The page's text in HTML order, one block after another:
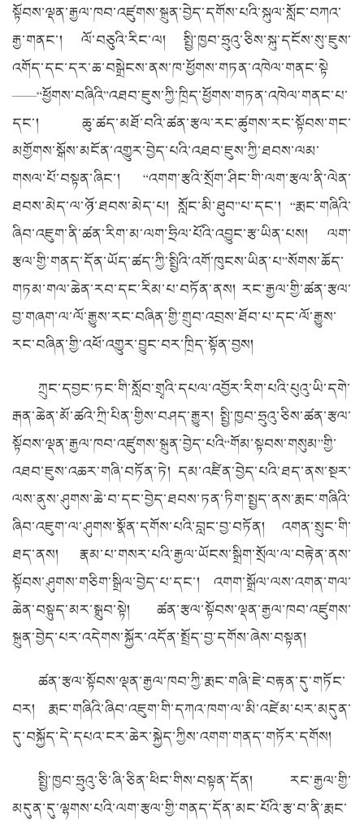
སྟོབས་ལྡན་རྒྱལ་ཁབ་འཛུགས་སྐྲུན་བྱེད་དགོས་པའི་སྐུལ་སློང་བཀའ་
རྒྱ་གནང་། ལོ་བཅུའི་རིང་ལ། སྤྱི་ཁྱབ་ཧྲུའུ་ཅིས་སྐུ་དངོས་སུ་ཇུས་
འགོད་དང་དར་ཆ་བསྒྲེངས་ནས་ཁ་ཕྱོགས་གཏན་འཁེལ་གནང་སྟེ
——“ཕྱོགས་བཞིའི”འཐབ་ཇུས་ཀྱི་ཁྲིད་ཕྱོགས་གཏན་འཁེལ་གནང་པ་
དང་། ཆུ་ཚད་མཐོ་བའི་ཚན་རྩལ་རང་ཚུགས་རང་སྟོབས་གང་
མགྱོགས་སྒོས་མངོན་འགྱུར་བྱེད་པའི་འཐབ་ཇུས་ཀྱི་ཐབས་ལམ་
གསལ་པོ་བསྟན་ཞིང་། “འགག་རྩའི་སྲོག་ཤིང་གི་ལག་རྩལ་ནི་ལེན་
ཐབས་མེད་ལ་ཉོ་ཐབས་མེད་པ། སློང་མི་ཐུབ”པ་དང་། “རྨང་གཞིའི་
ཞིབ་འཇུག་ནི་ཚན་རིག་མ་ལག་ཧྲིལ་པོའི་འབྱུང་རྩ་ཡིན་པས། ལག་
རྩལ་གྱི་གནད་དོན་ཡོད་ཚད་ཀྱི་སྤྱིའི་འགོ་ཁུངས་ཡིན་པ”སོགས་ཆོད་
གཏམ་གལ་ཆེན་རབ་དང་རིམ་པ་བཏོན་ནས། རང་རྒྱལ་གྱི་ཚན་རྩལ་
བྱ་གཞག་ལ་ལོ་རྒྱུས་རང་བཞིན་གྱི་གྲུབ་འབྲས་ཐོབ་པ་དང་ལོ་རྒྱུས་
རང་བཞིན་གྱི་འཕོ་འགྱུར་བྱུང་བར་ཁྲིད་སྟོན་བྱས།
ཀྲུང་དབྱང་ཏང་གི་སློབ་གྲྭའི་དཔལ་འབྱོར་རིག་པའི་པུའུ་ཡི་དགེ་
རྒན་ཆེན་མོ་ཚའེ་ཀྲི་པིན་གྱིས་བཤད་རྒྱུར། སྤྱི་ཁྱབ་ཧྲུའུ་ཅིས་ཚན་རྩལ་
སྟོབས་ལྡན་རྒྱལ་ཁབ་འཛུགས་སྐྲུན་བྱེད་པའི“གོམ་སྟབས་གསུམ”གྱི་
འཐབ་ཇུས་འཆར་གཞི་བཏོན་ཏེ། དམ་འཛིན་བྱེད་པའི་ཐད་ནས་སྔར་
ལས་ནུས་ཤུགས་ཆེ་བ་དང་བྱེད་ཐབས་ཏན་ཏིག་སྤྱད་ནས་རྨང་གཞིའི་
ཞིབ་འཇུག་ལ་ཤུགས་སྣོན་དགོས་པའི་བླང་བྱ་བཏོན། འགན་སྲུང་གི་
ཐད་ནས། རྣམ་པ་གསར་པའི་རྒྱལ་ཡོངས་སྒྲིག་སྲོལ་ལ་བརྟེན་ནས་
སྟོབས་ཤུགས་གཅིག་སྒྲིལ་བྱེད་པ་དང་། འགག་སྒྲོལ་ལས་འགན་གལ་
ཆེན་བསྟུད་མར་སྒྲུབ་སྟེ། ཚན་རྩལ་སྟོབས་ལྡན་རྒྱལ་ཁབ་འཛུགས་
སྐྲུན་བྱེད་པར་འདེགས་སྐྱོར་འདོན་སྤྲོད་བྱ་དགོས་ཞེས་བསྟན།
ཚན་རྩལ་སྟོབས་ལྡན་རྒྱལ་ཁབ་ཀྱི་རྨང་གཞི་ཇེ་བརྟན་དུ་གཏོང་
བར། རྨང་གཞིའི་ཞིབ་འཇུག་གི་དཀའ་ཁག་ལ་མི་འཛེམ་པར་མདུན་
དུ་བསྐྱོད་དེ་དཔའ་ངར་ཆེར་སྐྱེད་ཀྱིས་འགག་གནད་གཏོར་དགོས།
སྤྱི་ཁྱབ་ཧྲུའུ་ཅི་ཞི་ཅིན་ཕིང་གིས་བསྟན་དོན། རང་རྒྱལ་གྱི་
མདུན་དུ་ལྷགས་པའི་ལག་རྩལ་གྱི་གནད་དོན་མང་པོའི་རྩ་བ་ནི་རྨང་